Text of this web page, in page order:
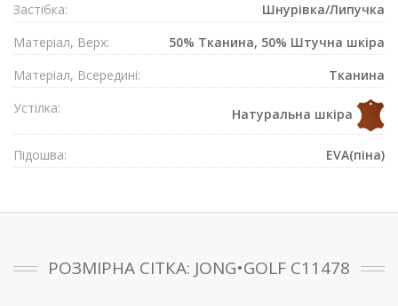
Застібка:
Шнурівка/Липучка
Матеріал, Верх:
50% Тканина, 50% Штучна шкіра
Матеріал, Всередині:
Тканина
Устілка:
Натуральна шкіра
Підошва: EVA(піна)
РОЗМІРНА СІТКА: JONG•GOLF C11478